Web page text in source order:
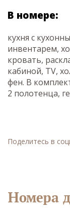
В номере:
кухня с
инвентарем,
кровать,
кабиной, TV,
фен. В
2 полотенца,
Поделитесь в
Номера